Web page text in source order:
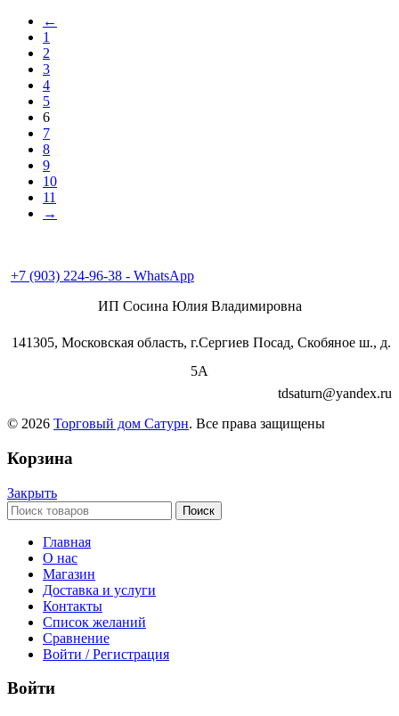
←
1
2
3
4
5
6
7
8
9
10
11
→
+7 (903) 224-96-38 - WhatsApp
ИП Сосина Юлия Владимировна
141305, Московская область, г.Сергиев Посад, Скобяное ш., д.
5А
tdsaturn@yandex.ru
© 2026 Торговый дом Сатурн. Все права защищены
Корзина
Закрыть
Поиск
Главная
О нас
Магазин
Доставка и услуги
Контакты
Список желаний
Сравнение
Войти / Регистрация
Войти